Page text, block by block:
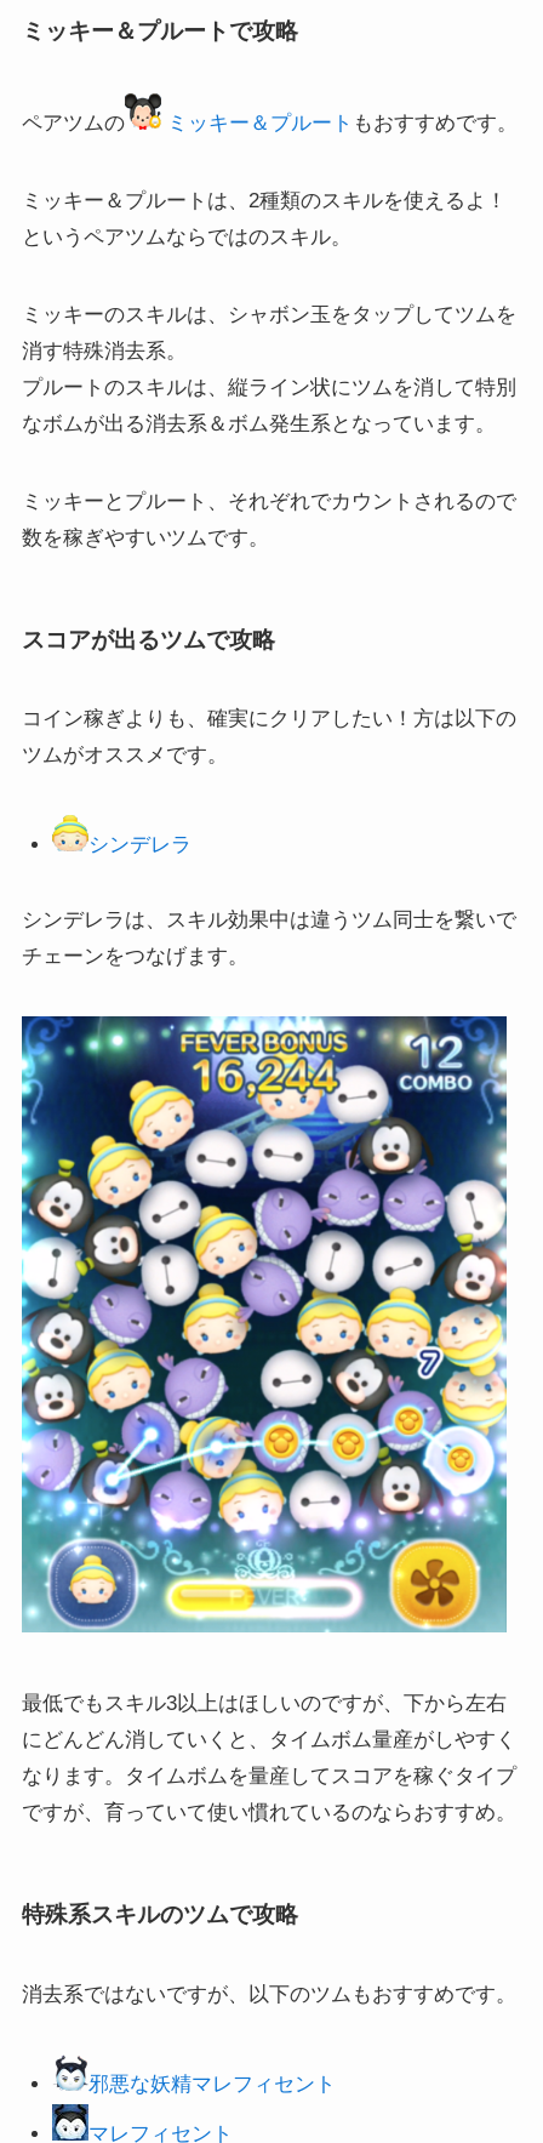
ミッキー＆プルートで攻略
ペアツムの ミッキー＆プルート もおすすめです。
ミッキー＆プルートは、2種類のスキルを使えるよ！
というペアツムならではのスキル。
ミッキーのスキルは、シャボン玉をタップしてツムを
消す特殊消去系。
プルートのスキルは、縦ライン状にツムを消して特別
なボムが出る消去系＆ボム発生系となっています。
ミッキーとプルート、それぞれでカウントされるので
数を稼ぎやすいツムです。
スコアが出るツムで攻略
コイン稼ぎよりも、確実にクリアしたい！方は以下の
ツムがオススメです。
シンデレラ
シンデレラは、スキル効果中は違うツム同士を繋いで
チェーンをつなげます。
最低でもスキル3以上はほしいのですが、下から左右
にどんどん消していくと、タイムボム量産がしやすく
なります。タイムボムを量産してスコアを稼ぐタイプ
ですが、育っていて使い慣れているのならおすすめ。
特殊系スキルのツムで攻略
消去系ではないですが、以下のツムもおすすめです。
邪悪な妖精マレフィセント
マレフィセント